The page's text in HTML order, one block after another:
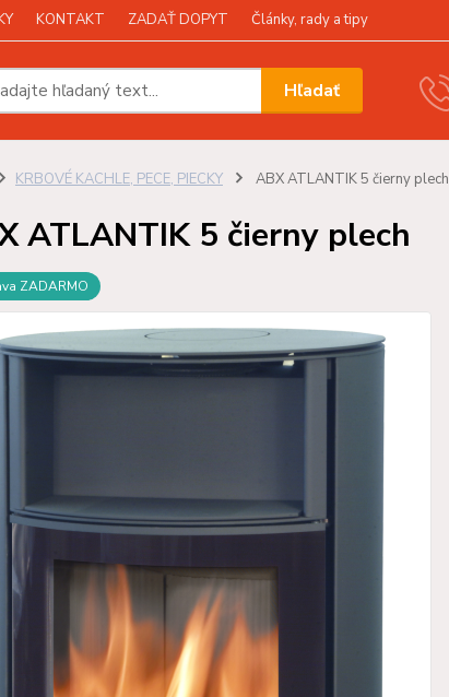
KONTAKT ZADAŤ DOPYT Články, rady a tipy
Hľadať
KRBOVÉ KACHLE, PECE, PIECKY ABX ATLANTIK 5 čierny plech
ATLANTIK 5 čierny plech
ZADARMO